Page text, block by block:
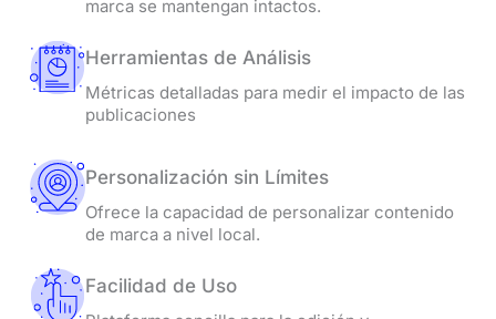
marca se mantengan intactos.
Herramientas de Análisis
Métricas detalladas para medir el impacto de las
publicaciones
Personalización sin Límites
Ofrece la capacidad de personalizar contenido
de marca a nivel local.
Facilidad de Uso